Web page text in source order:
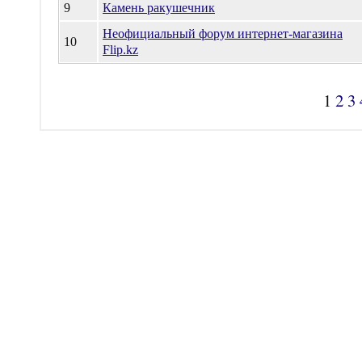
9
Камень ракушечник
10
Неофициальный форум интернет-магазина
Flip.kz
1 2 3